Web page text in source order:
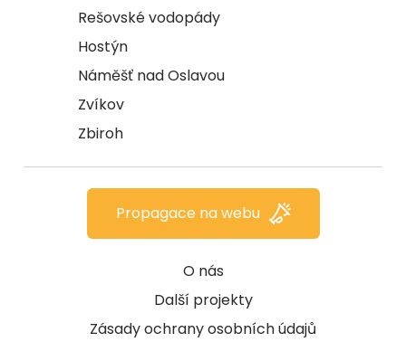
Rešovské vodopády
Hostýn
Náměšť nad Oslavou
Zvíkov
Zbiroh
O nás
Další projekty
Zásady ochrany osobních údajů
Propagace na webu